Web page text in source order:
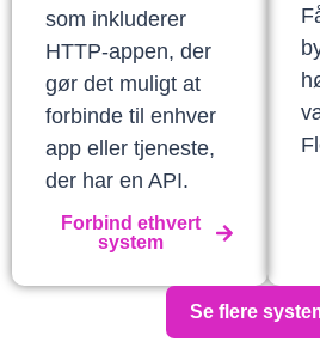
som inkluderer
HTTP-appen, der
gør det muligt at
forbinde til enhver
app eller tjeneste,
der har en API.
Forbind ethvert
system
Se flere